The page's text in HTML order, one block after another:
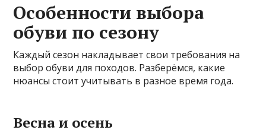
Особенности выбора
обуви по сезону
Каждый сезон накладывает свои требования на
выбор обуви для походов. Разберёмся, какие
нюансы стоит учитывать в разное время года.
Весна и осень